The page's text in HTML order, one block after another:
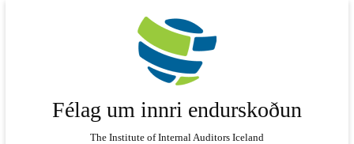
Félag um innri endurskoðun
The Institute of Internal Auditors Iceland